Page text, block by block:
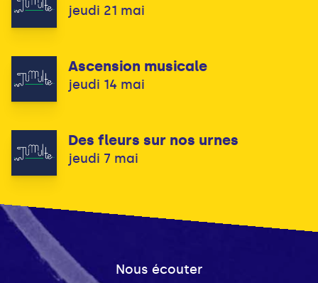
jeudi 21 mai
Ascension musicale
jeudi 14 mai
Des fleurs sur nos urnes
jeudi 7 mai
Nous écouter